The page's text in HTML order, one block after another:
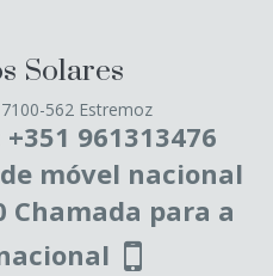
Solares
562 Estremoz
961313476
móvel nacional
Chamada para a